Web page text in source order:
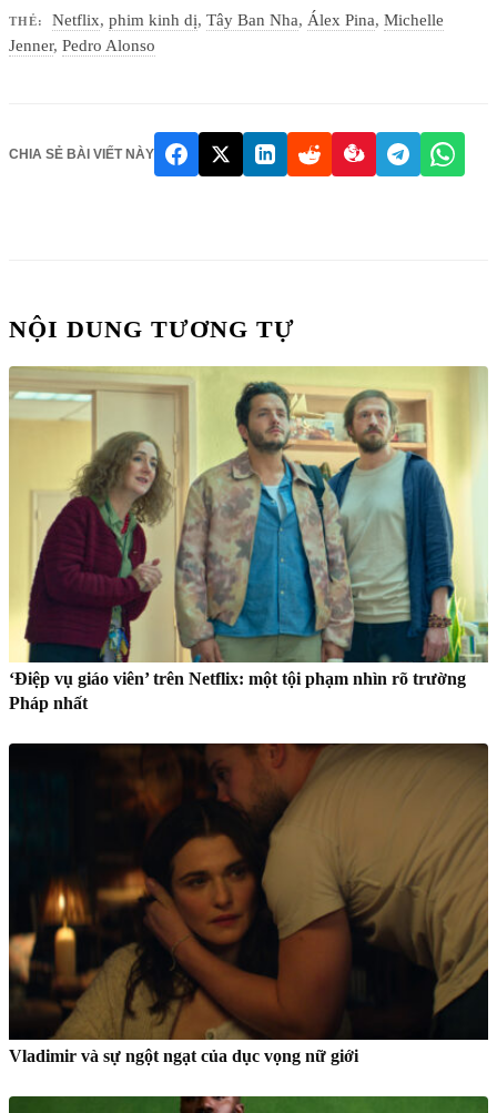
THẺ: Netflix,phim kinh dị,Tây Ban Nha,Álex Pina,Michelle
Jenner, Pedro Alonso
CHIA SẺ BÀI VIẾT NÀY
NỘI DUNG TƯƠNG TỰ
‘Điệp vụ giáo viên’ trên Netflix: một tội phạm nhìn rõ trường
Pháp nhất
Vladimir và sự ngột ngạt của dục vọng nữ giới